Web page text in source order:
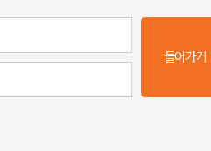
들어가기